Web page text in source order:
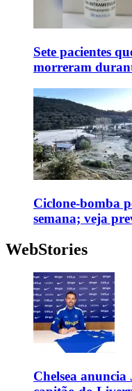
Sete pacientes
morreram
Ciclone-bomba
semana; veja
WebStories
Chelsea